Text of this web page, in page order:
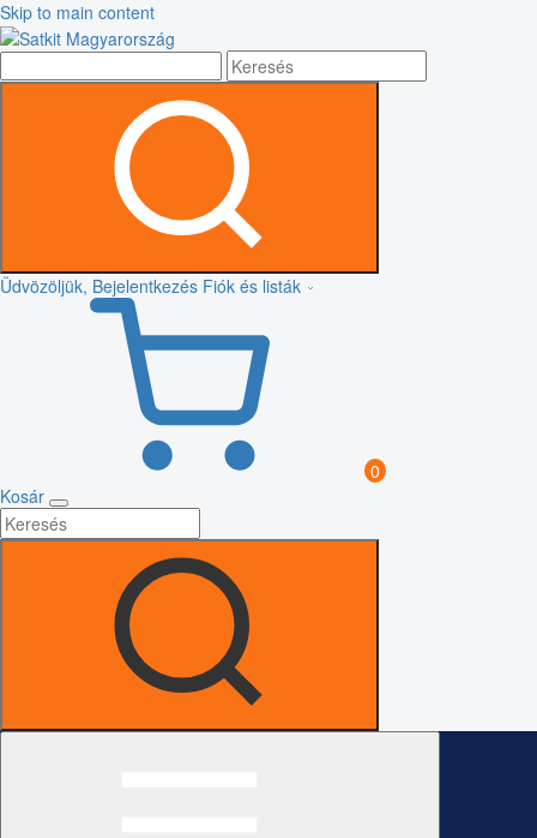
Skip to main content
Üdvözöljük, Bejelentkezés Fiók és listák
0
Kosár